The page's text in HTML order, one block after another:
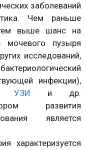
заболеваний
Чем раньше
тем выше шанс на
пузыря
исследований,
инфекции),
УЗИ и др.
развития
является
характеризуется